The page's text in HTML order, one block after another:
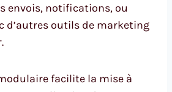
envois, notifications, ou
d’autres outils de marketing
facilite la mise à